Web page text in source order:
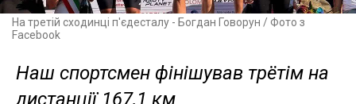
На третій сходинці п'єдесталу - Богдан Говорун / Фото з
Facebook
Наш спортсмен фінішував трётім на
дистанції 167,1 км